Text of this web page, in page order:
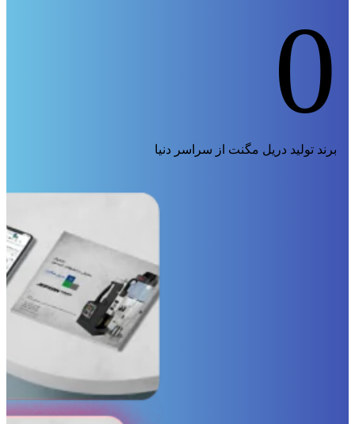
0
برند تولید دریل مگنت از سراسر دنیا